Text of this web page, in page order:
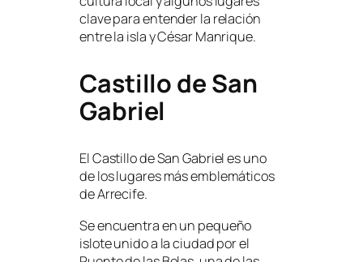
clave para entender la relación
entre la isla y César Manrique.
Castillo de San
Gabriel
El Castillo de San Gabriel es uno
de los lugares más emblemáticos
de Arrecife.
Se encuentra en un pequeño
islote unido a la ciudad por el